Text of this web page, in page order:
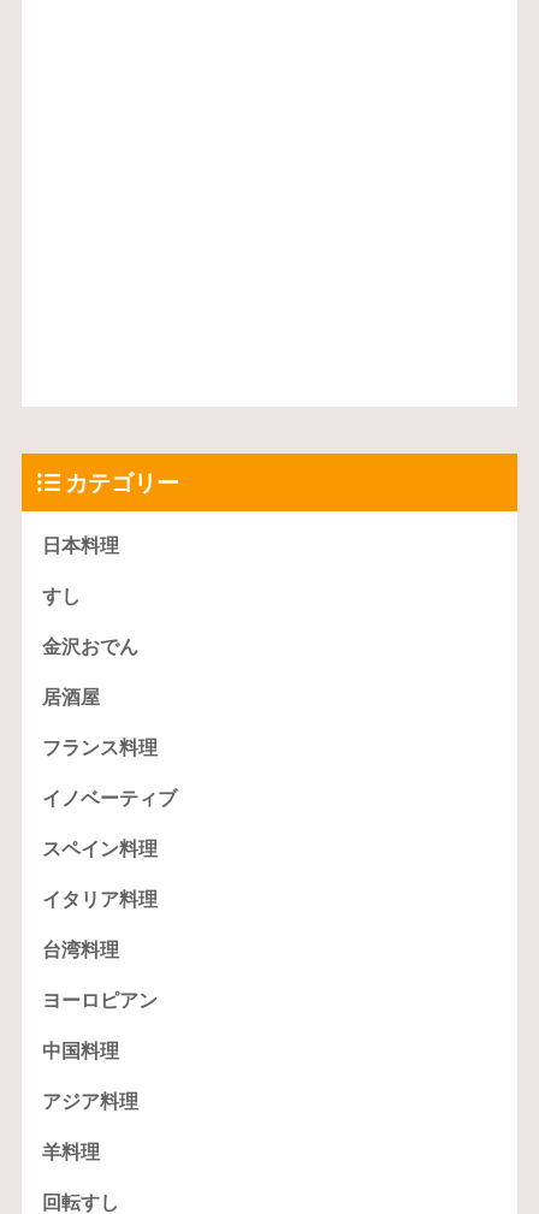
カテゴリー
日本料理
すし
金沢おでん
居酒屋
フランス料理
イノベーティブ
スペイン料理
イタリア料理
台湾料理
ヨーロピアン
中国料理
アジア料理
羊料理
回転すし